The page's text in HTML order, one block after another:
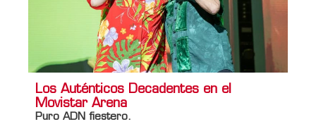
Los Auténticos Decadentes en el
Movistar Arena
Puro ADN fiestero.